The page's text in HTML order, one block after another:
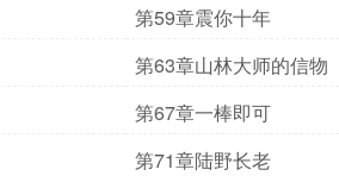
第59章震你十年
第63章山林大师的信物
第67章一棒即可
第71章陆野长老